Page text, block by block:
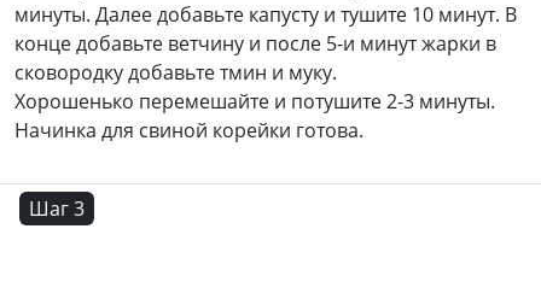
минуты. Далее добавьте капусту и тушите 10 минут. В
конце добавьте ветчину и после 5-и минут жарки в
сковородку добавьте тмин и муку.
Хорошенько перемешайте и потушите 2-3 минуты.
Начинка для свиной корейки готова.
Шаг 3